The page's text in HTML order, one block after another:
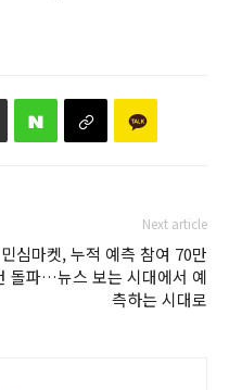
Next article
민심마켓, 누적 예측 참여 70만
돌파…뉴스 보는 시대에서 예
측하는 시대로